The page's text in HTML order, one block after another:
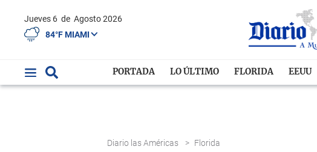
Jueves 6 de Agosto 2026
84°F MIAMI
PORTADA LO ÚLTIMO FLORIDA EEUU
Diario las Américas > Florida